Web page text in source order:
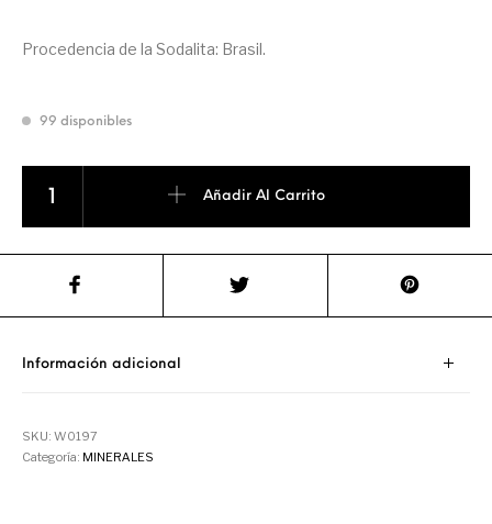
Procedencia de la Sodalita: Brasil.
99 disponibles
Añadir Al Carrito
Información adicional
SKU:W0197
Categoría: MINERALES